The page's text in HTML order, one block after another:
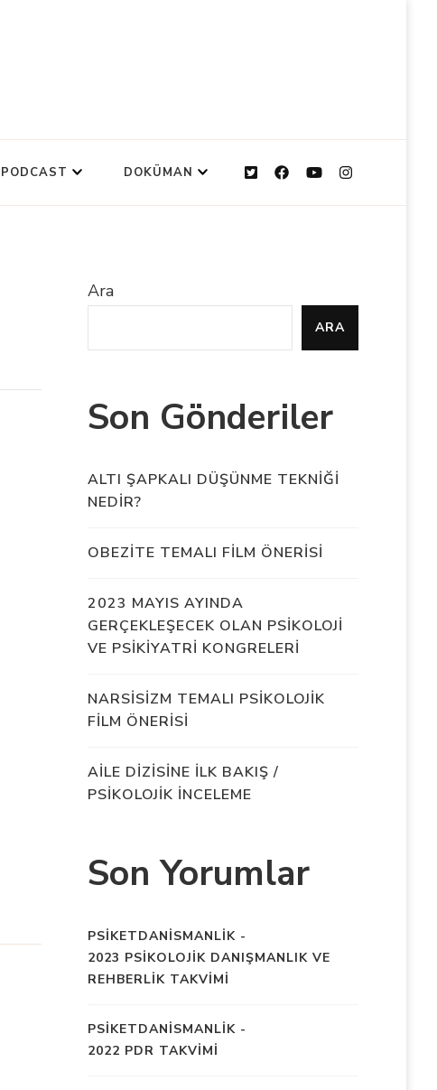
PODCAST DOKÜMAN
Ara
ARA
Son Gönderiler
ALTI ŞAPKALI DÜŞÜNME TEKNİĞİ
NEDİR?
OBEZİTE TEMALI FİLM ÖNERİSİ
2023 MAYIS AYINDA
GERÇEKLEŞECEK OLAN PSİKOLOJİ
VE PSİKİYATRİ KONGRELERİ
NARSİSİZM TEMALI PSİKOLOJİK
FİLM ÖNERİSİ
AİLE DİZİSİNE İLK BAKIŞ /
PSİKOLOJİK İNCELEME
Son Yorumlar
PSIKETDANISMANLIK-
2023 PSİKOLOJİK DANIŞMANLIK VE
REHBERLİK TAKVİMİ
PSIKETDANISMANLIK-
2022 PDR TAKVİMİ